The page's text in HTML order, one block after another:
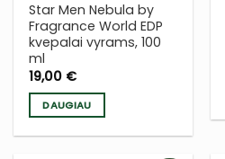
Star Men Nebula by
Fragrance World EDP
kvepalai vyrams, 100
ml
19,00 €
DAUGIAU